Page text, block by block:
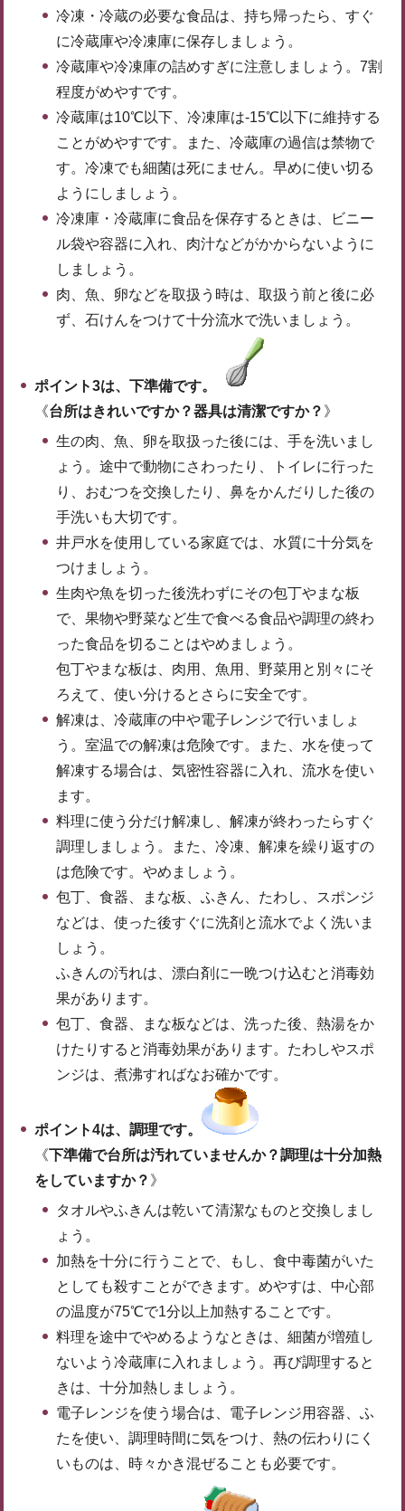
冷凍・冷蔵の必要な食品は、持ち帰ったら、すぐ
に冷蔵庫や冷凍庫に保存しましょう。
冷蔵庫や冷凍庫の詰めすぎに注意しましょう。7割
程度がめやすです。
冷蔵庫は10℃以下、冷凍庫は-15℃以下に維持する
ことがめやすです。また、冷蔵庫の過信は禁物で
す。冷凍でも細菌は死にません。早めに使い切る
ようにしましょう。
冷凍庫・冷蔵庫に食品を保存するときは、ビニー
ル袋や容器に入れ、肉汁などがかからないように
しましょう。
肉、魚、卵などを取扱う時は、取扱う前と後に必
ず、石けんをつけて十分流水で洗いましょう。
ポイント3は、下準備です。
《台所はきれいですか？器具は清潔ですか？ 》
生の肉、魚、卵を取扱った後には、手を洗いまし
ょう。途中で動物にさわったり、トイレに行った
り、おむつを交換したり、鼻をかんだりした後の
手洗いも大切です。
井戸水を使用している家庭では、水質に十分気を
つけましょう。
生肉や魚を切った後洗わずにその包丁やまな板
で、果物や野菜など生で食べる食品や調理の終わ
った食品を切ることはやめましょう。
包丁やまな板は、肉用、魚用、野菜用と別々にそ
ろえて、使い分けるとさらに安全です。
解凍は、冷蔵庫の中や電子レンジで行いましょ
う。室温での解凍は危険です。また、水を使って
解凍する場合は、気密性容器に入れ、流水を使い
ます。
料理に使う分だけ解凍し、解凍が終わったらすぐ
調理しましょう。また、冷凍、解凍を繰り返すの
は危険です。やめましょう。
包丁、食器、まな板、ふきん、たわし、スポンジ
などは、使った後すぐに洗剤と流水でよく洗いま
しょう。
ふきんの汚れは、漂白剤に一晩つけ込むと消毒効
果があります。
包丁、食器、まな板などは、洗った後、熱湯をか
けたりすると消毒効果があります。たわしやスポ
ンジは、煮沸すればなお確かです。
ポイント4は、調理です。
《下準備で台所は汚れていませんか？調理は十分加熱
をしていますか？ 》
タオルやふきんは乾いて清潔なものと交換しまし
ょう。
加熱を十分に行うことで、もし、食中毒菌がいた
としても殺すことができます。めやすは、中心部
の温度が75℃で1分以上加熱することです。
料理を途中でやめるようなときは、細菌が増殖し
ないよう冷蔵庫に入れましょう。再び調理すると
きは、十分加熱しましょう。
電子レンジを使う場合は、電子レンジ用容器、ふ
たを使い、調理時間に気をつけ、熱の伝わりにく
いものは、時々かき混ぜることも必要です。